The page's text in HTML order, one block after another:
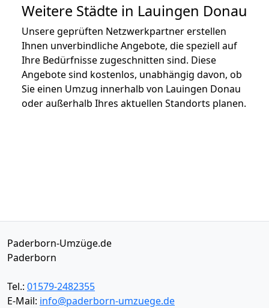
Weitere Städte in Lauingen Donau
Unsere geprüften Netzwerkpartner erstellen
Ihnen unverbindliche Angebote, die speziell auf
Ihre Bedürfnisse zugeschnitten sind. Diese
Angebote sind kostenlos, unabhängig davon, ob
Sie einen Umzug innerhalb von Lauingen Donau
oder außerhalb Ihres aktuellen Standorts planen.
Paderborn-Umzüge.de
Paderborn
Tel.: 01579-2482355
E-Mail: info@paderborn-umzuege.de